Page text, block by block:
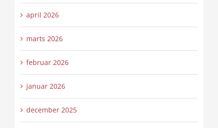
april 2026
marts 2026
februar 2026
januar 2026
december 2025